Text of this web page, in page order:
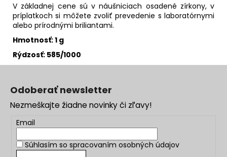
V základnej cene sú v náušniciach osadené zírkony, v
príplatkoch si môžete zvoliť prevedenie s laboratórnymi
alebo prírodnými briliantami.
Hmotnosť: 1 g
Rýdzosť: 585/1000
Odoberať newsletter
Nezmeškajte žiadne novinky či zľavy!
Email
Súhlasím so spracovaním osobných údajov